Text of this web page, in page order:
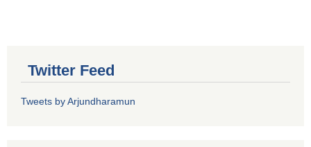
Twitter Feed
Tweets by Arjundharamun